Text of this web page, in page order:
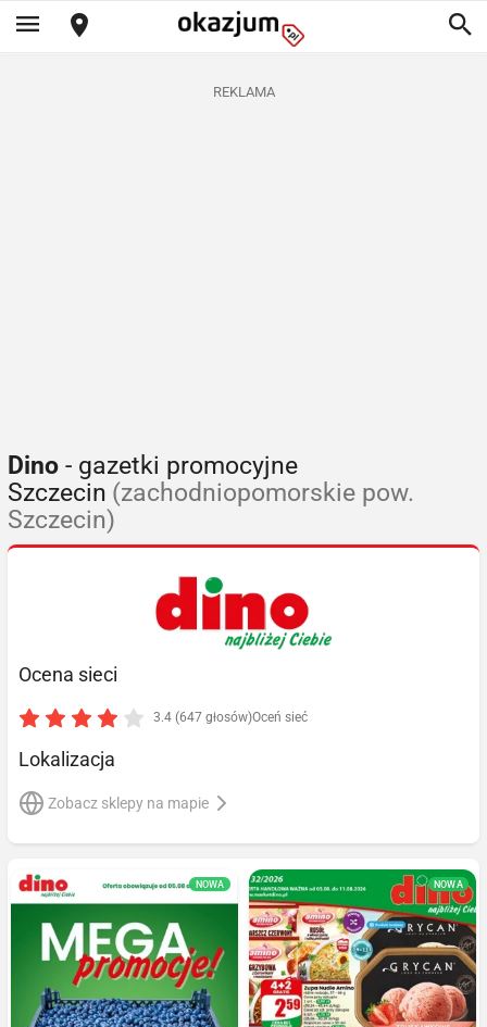
REKLAMA
Dino - gazetki promocyjne
Szczecin (zachodniopomorskie pow.
Szczecin)
Ocena sieci
3.4 (647 głosów)Oceń sieć
Lokalizacja
Zobacz sklepy na mapie
NOWA NOWA